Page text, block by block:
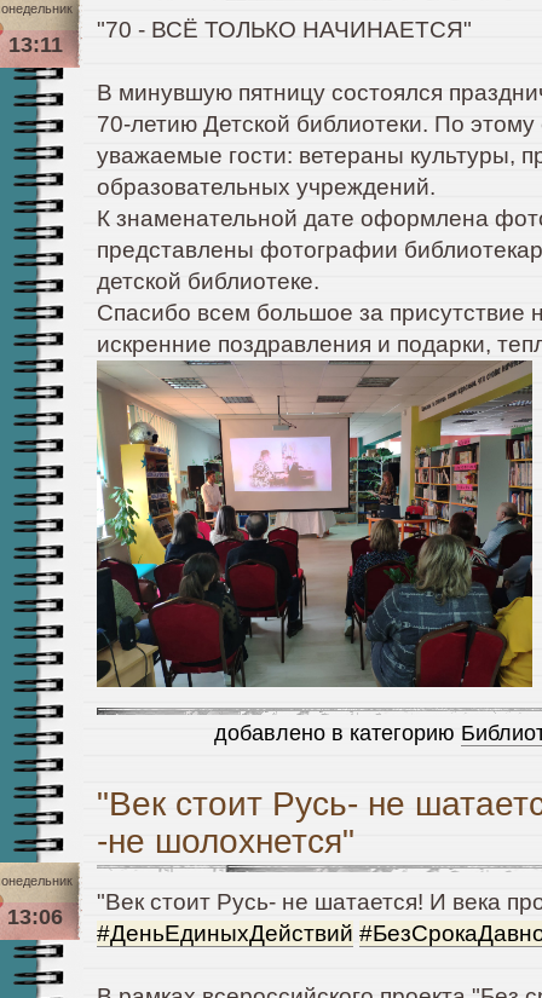
13:11
"70 - ВСЁ ТОЛЬКО НАЧИНАЕТСЯ"
В минувшую пятницу состоялся
70-летию Детской библиотеки. По
уважаемые гости: ветераны культуры,
образовательных учреждений.
К знаменательной дате оформлена
представлены фотографии
детской библиотеке.
Спасибо всем большое за
искренние поздравления и подарки,
добавлено в категорию
"Век стоит Русь- не
-не шолохнется"
13:06
"Век стоит Русь- не шатается! И века
#ДеньЕдиныхДействий